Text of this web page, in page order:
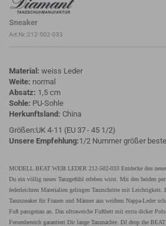
Sneaker
Art.Nr.:212-502-033
Material: weiss Leder
Weite: normal
Absatz: 1,5 cm
Sohle: PU-Sohle
Herkunftsland: China
Größen:UK 4-11 (EU 37- 45 1/2)
Unsere Empfehlung:1/2 Nummer größer
MODELL BEAT WEIß LEDER 212-502-033 Entdecke den
Du ein völlig neues Tanzgefühl erleben wirst. Mit den beiden
federleichten Materialien gelingen Tanzschritte mit Leichtigkeit.
Tanzsneaker für Frauen und Männer aus weißem Nappa-Leder
Fuß passgenau an. Das ultraweiche Fußbett mit extra dicker
Fersenbereich garantiert Dir lange Tanznächte. DJ drop the BEAT!